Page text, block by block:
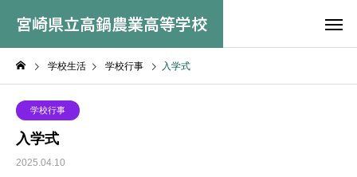
宮崎県立高鍋農業高等学校
学校生活 学校行事 入学式
学校行事
入学式
2025.04.10